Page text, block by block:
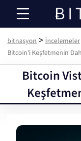
bitnasyon > İncelemeler
Bitcoin'i Keşfetmenin
Bitcoin